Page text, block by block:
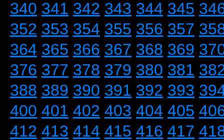
340 341 342 343 344 345
352 353 354 355 356 357
364 365 366 367 368 369
376 377 378 379 380 381
388 389 390 391 392 393
400 401 402 403 404 405
412 413 414 415 416 417